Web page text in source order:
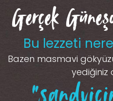
Gerçek
Bu lezzeti
Bazen masmavi
yediğiniz